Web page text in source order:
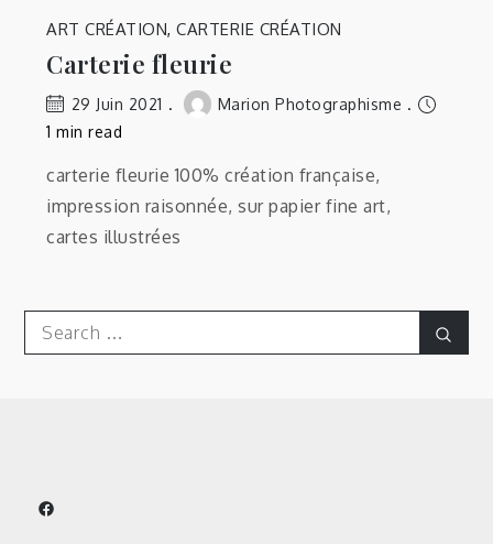
ART CRÉATION,CARTERIE CRÉATION
Carterie fleurie
29 Juin 2021
Marion Photographisme
1 min read
carterie fleurie 100% création française,
impression raisonnée, sur papier fine art,
cartes illustrées
Search
for: